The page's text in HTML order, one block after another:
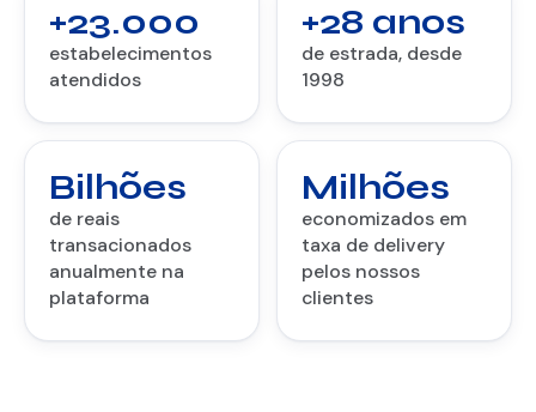
+23.000
estabelecimentos
atendidos
+28 anos
de estrada, desde
1998
Bilhões
de reais
transacionados
anualmente na
plataforma
Milhões
economizados em
taxa de delivery
pelos nossos
clientes